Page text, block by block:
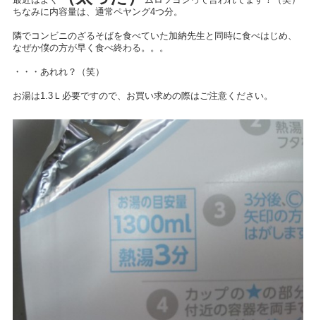
ちなみに内容量は、通常ペヤング4つ分。
隣でコンビニのざるそばを食べていた加納先生と同時に食べはじめ、
なぜか僕の方が早く食べ終わる。。。
・・・あれれ？（笑）
お湯は1.3Ｌ必要ですので、お買い求めの際はご注意ください。